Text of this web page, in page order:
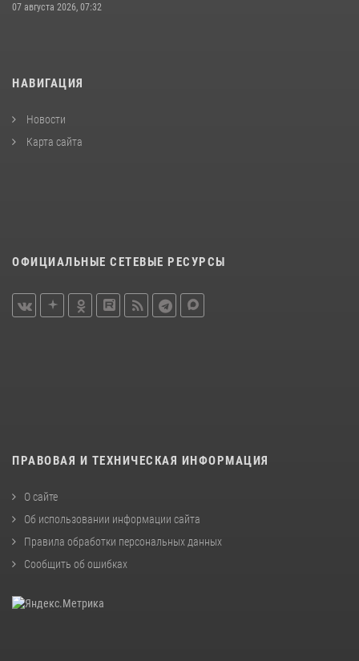
07 августа 2026, 07:32
НАВИГАЦИЯ
Новости
Карта сайта
ОФИЦИАЛЬНЫЕ СЕТЕВЫЕ РЕСУРСЫ
ПРАВОВАЯ И ТЕХНИЧЕСКАЯ ИНФОРМАЦИЯ
О сайте
Об использовании информации сайта
Правила обработки персональных данных
Сообщить об ошибках